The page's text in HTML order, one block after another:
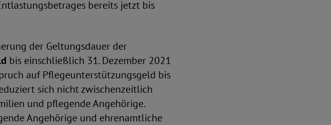
bereits jetzt bis
der Geltungsdauer der
bis einschließlich 31. Dezember 2021
auf Pflegeunterstützungsgeld bis
sich nicht zwischenzeitlich
und pflegende Angehörige.
Angehörige und ehrenamtliche